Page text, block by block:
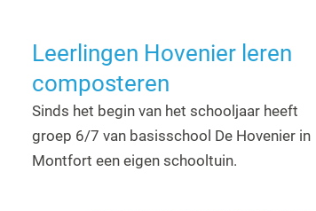
Leerlingen Hovenier leren
composteren
Sinds het begin van het schooljaar heeft
groep 6/7 van basisschool De Hovenier in
Montfort een eigen schooltuin.